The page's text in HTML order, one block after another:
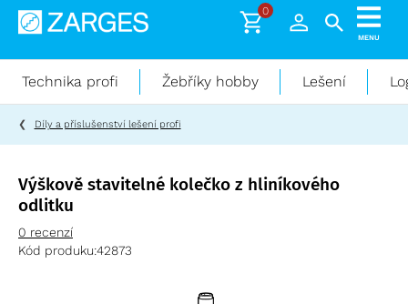
Technika
práci
výškách
0
MENU
Technika profi Žebříky hobby Lešení
Díly a příslušenství lešení profi
Výškově stavitelné kolečko z hliníkového
odlitku
0 recenzí
Kód produku:42873